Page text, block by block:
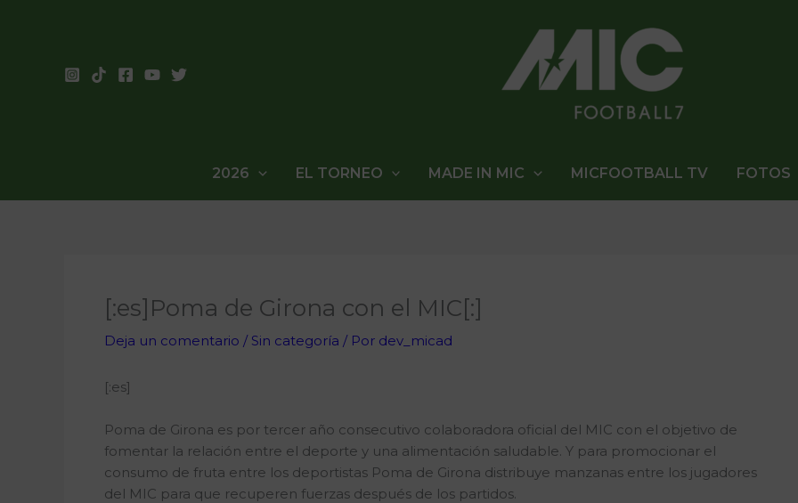
2026 EL TORNEO MADE IN MIC MICFOOTBALL TV FOTOS
[:es]Poma de Girona con el MIC[:]
Deja un comentario / Sin categoría / Por dev_micad
[:es]
Poma de Girona es por tercer año consecutivo colaboradora oficial del MIC con el objetivo de
fomentar la relación entre el deporte y una alimentación saludable. Y para promocionar el
consumo de fruta entre los deportistas Poma de Girona distribuye manzanas entre los jugadores
del MIC para que recuperen fuerzas después de los partidos.